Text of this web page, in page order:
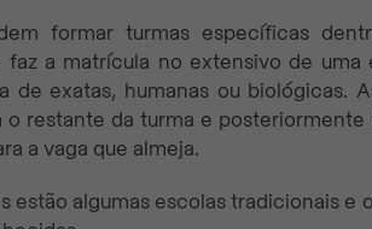
formar turmas específicas
faz a matrícula no extensivo de uma
de exatas, humanas ou biológicas.
restante da turma e posteriormente
a vaga que almeja.
estão algumas escolas tradicionais e